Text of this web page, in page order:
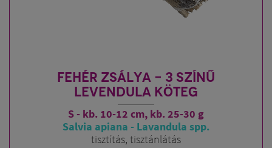
FEHÉR ZSÁLYA - 3 SZÍNŰ
LEVENDULA KÖTEG
S - kb. 10-12 cm, kb. 25-30 g
Salvia apiana - Lavandula spp.
tisztítás, tisztánlátás